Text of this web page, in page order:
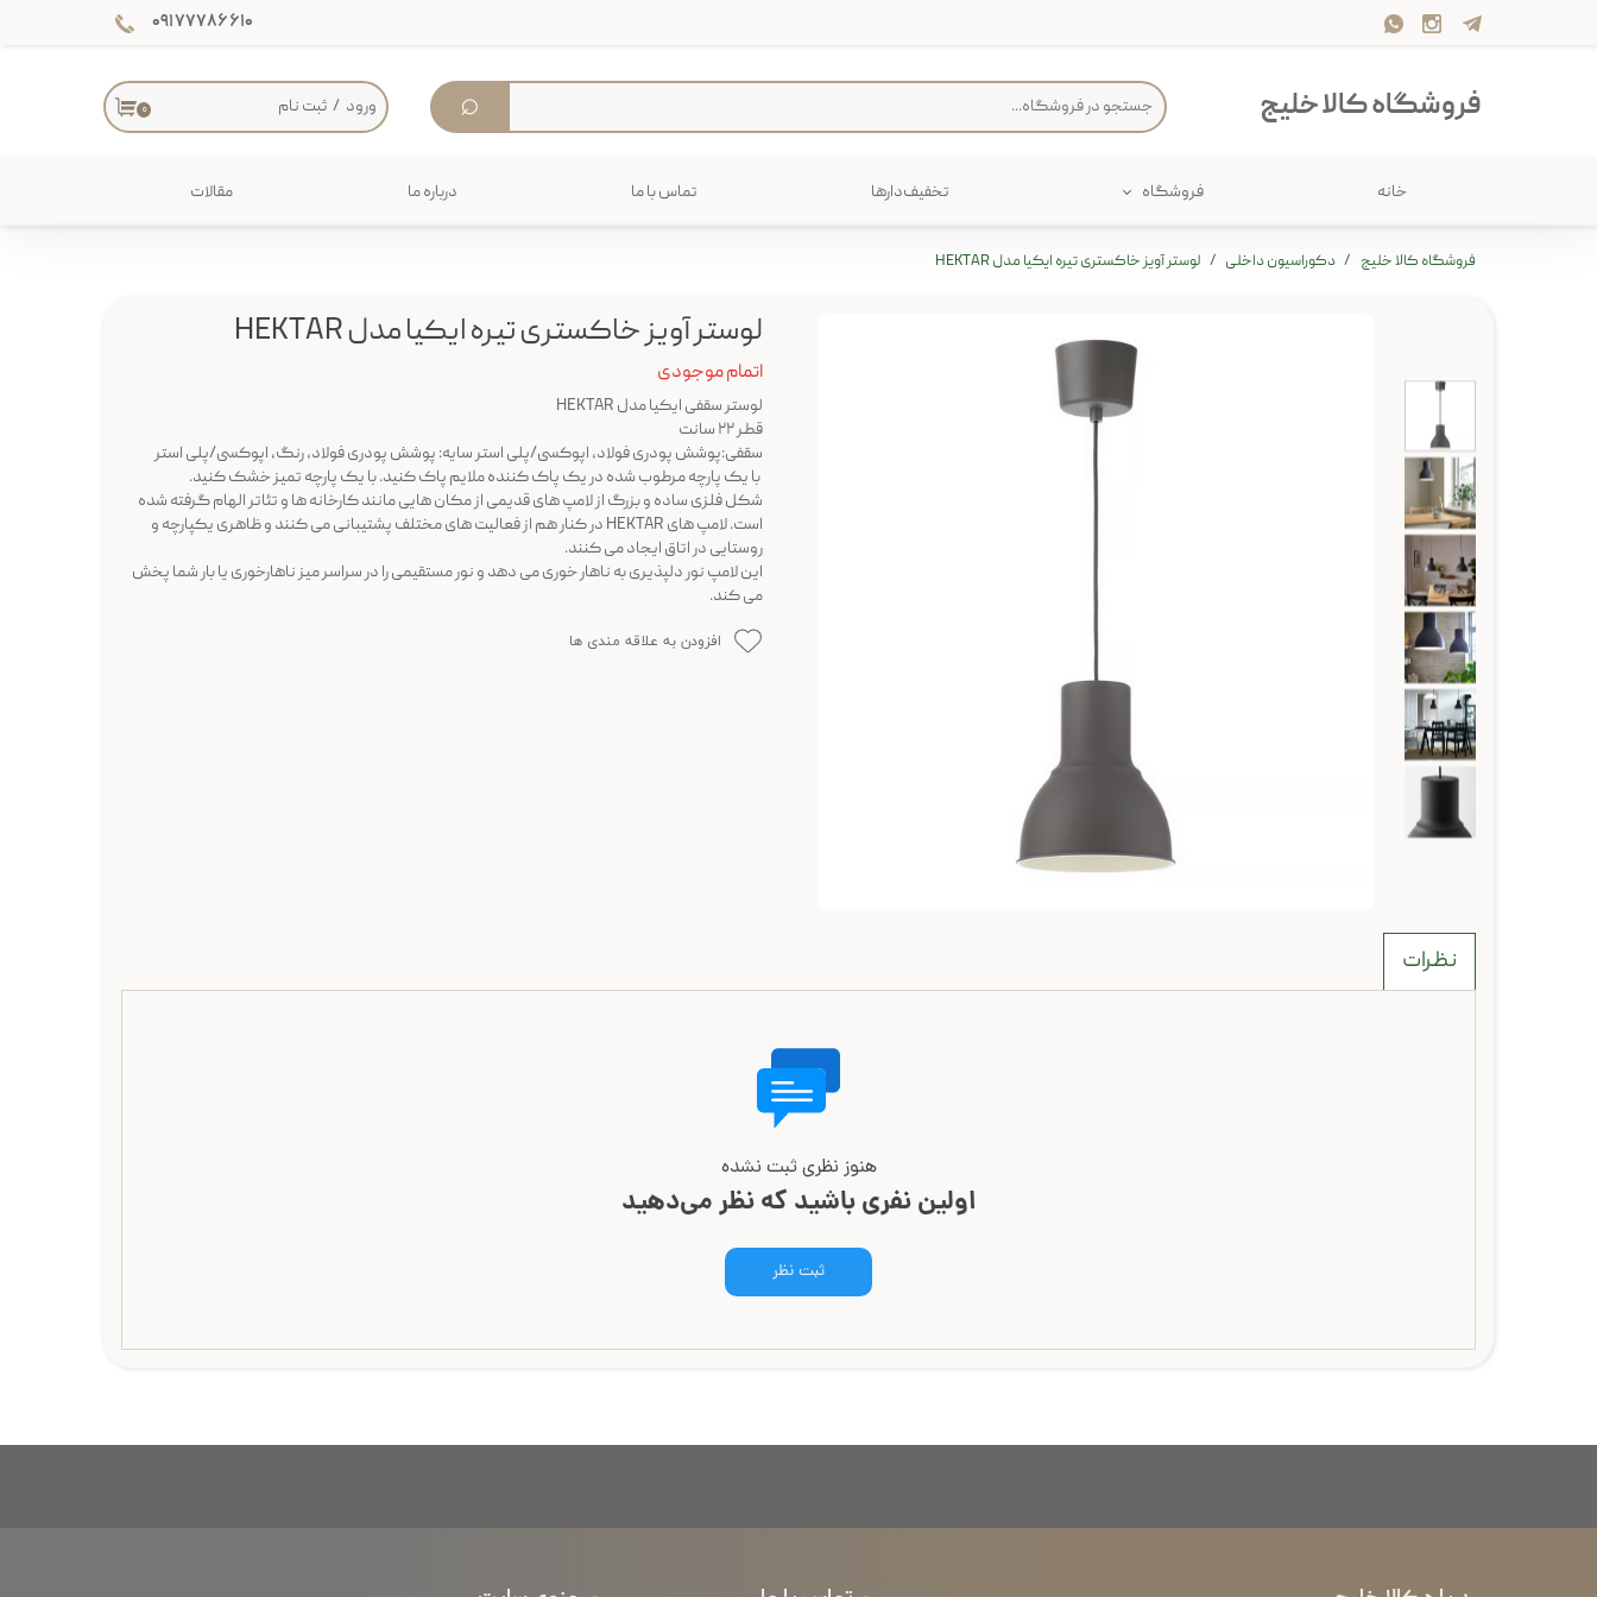
⌕
خانه فروشگاه
حمام پارچه و فرش
تخفیف‌دارها تماس با ما درباره ما مقالات
۰۹۱۷۷۷۸۶۶۱۰
۰ ورود / ثبت نام فروشگاه کالا خلیج
فروشگاه کالا خلیج دکوراسیون داخلی لوستر آویز خاکستری تیره ایکیا مدل HEKTAR
لوستر آویز خاکستری تیره ایکیا مدل HEKTAR
اتمام موجودی
لوستر سقفی ایکیا مدل HEKTAR
قطر ۲۲ سانت
سقفی:پوشش پودری فولاد، اپوکسی/پلی استر سایه: پوشش پودری فولاد، رنگ، اپوکسی/پلی استر
با یک پارچه مرطوب شده در یک پاک کننده ملایم پاک کنید. با یک پارچه تمیز خشک کنید.
شکل فلزی ساده و بزرگ از لامپ های قدیمی از مکان هایی مانند کارخانه ها و تئاتر الهام گرفته شده
است. لامپ های HEKTAR در کنار هم از فعالیت های مختلف پشتیبانی می کنند و ظاهری یکپارچه و
روستایی در اتاق ایجاد می کنند.
این لامپ نور دلپذیری به ناهار خوری می دهد و نور مستقیمی را در سراسر میز ناهارخوری یا بار شما پخش
می کند.
افزودن به علاقه مندی ها
نظرات
هنوز نظری ثبت نشده
اولین نفری باشید که نظر می‌دهید
ثبت نظر